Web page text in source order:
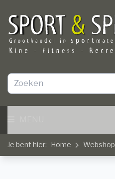
Je bent hier: Home Webshop